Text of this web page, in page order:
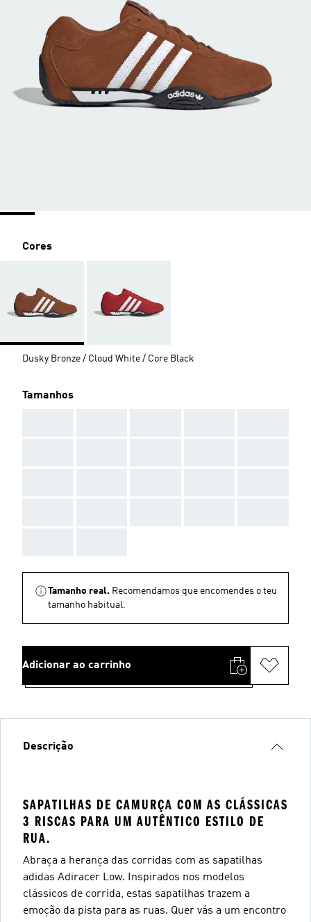
Cores
Dusky Bronze / Cloud White / Core Black
Tamanhos
Tamanho real. Recomendamos que encomendes o teu
tamanho habitual.
Adicionar ao carrinho
Descrição
SAPATILHAS DE CAMURÇA COM AS CLÁSSICAS
3 RISCAS PARA UM AUTÊNTICO ESTILO DE
RUA.
Abraça a herança das corridas com as sapatilhas
adidas Adiracer Low. Inspirados nos modelos
clássicos de corrida, estas sapatilhas trazem a
emoção da pista para as ruas. Quer vás a um encontro